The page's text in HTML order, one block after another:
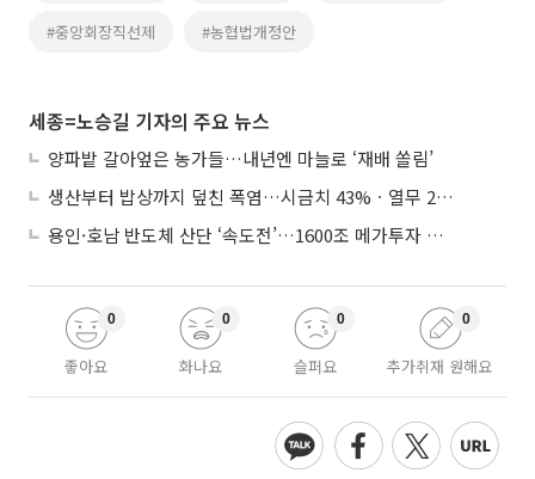
#중앙회장직선제 #농협법개정안
세종=노승길 기자의 주요 뉴스
양파밭 갈아엎은 농가들…내년엔 마늘로 ‘재배 쏠림’
생산부터 밥상까지 덮친 폭염…시금치 43%ㆍ열무 28% 급등
용인·호남 반도체 산단 ‘속도전’…1600조 메가투자 이행 총력
좋아요
0
화나요
0
슬퍼요
0
추가취재 원해요
0